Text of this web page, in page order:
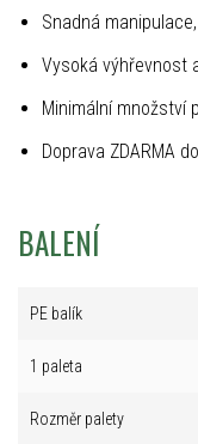
Snadná
Vysoká výhřevnost
Minimální množství
Doprava ZDARMA
BALENÍ
PE balík
1 paleta
Rozměr palety